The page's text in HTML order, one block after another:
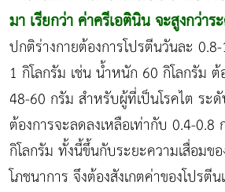
มา เรียกว่า ค่าครีเอตินิน จะสูงกว่า
ปกติร่างกายต้องการโปรตีนวันละ
1 กิโลกรัม เช่น น้ำหนัก 60 กิโลกรัม
48-60 กรัม สำหรับผู้ที่เป็นโรคไต ระ
ต้องการจะลดลงเหลือเท่ากับ 0.4-
กิโลกรัม ทั้งนี้ขึ้นกับระยะความเสื่อมข
โภชนาการ จึงต้องสังเกตค่าของโปรตีน